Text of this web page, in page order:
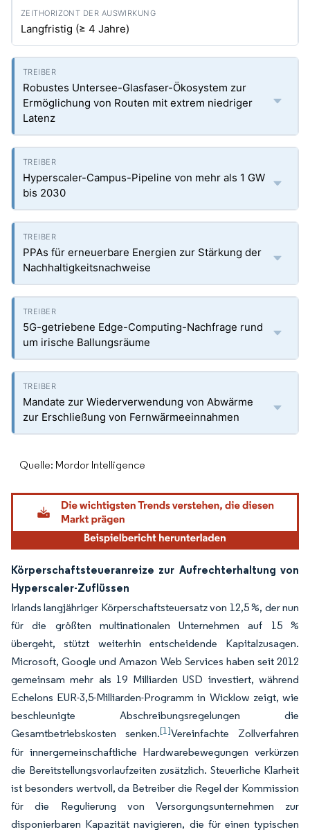
Langfristig (≥ 4 Jahre)
Robustes Untersee-Glasfaser-Ökosystem zur
Ermöglichung von Routen mit extrem niedriger
Latenz
Hyperscaler-Campus-Pipeline von mehr als 1 GW
bis 2030
PPAs für erneuerbare Energien zur Stärkung der
Nachhaltigkeitsnachweise
5G-getriebene Edge-Computing-Nachfrage rund
um irische Ballungsräume
Mandate zur Wiederverwendung von Abwärme
zur Erschließung von Fernwärmeeinnahmen
Quelle: Mordor Intelligence
Körperschaftsteueranreize zur Aufrechterhaltung von
Hyperscaler-Zuflüssen
Irlands langjähriger Körperschaftsteuersatz von 12,5 %, der nun
für die größten multinationalen Unternehmen auf 15 %
übergeht, stützt weiterhin entscheidende Kapitalzusagen.
Microsoft, Google und Amazon Web Services haben seit 2012
gemeinsam mehr als 19 Milliarden USD investiert, während
Echelons EUR-3,5-Milliarden-Programm in Wicklow zeigt, wie
beschleunigte Abschreibungsregelungen die
Gesamtbetriebskosten senken.[1]Vereinfachte Zollverfahren
für innergemeinschaftliche Hardwarebewegungen verkürzen
die Bereitstellungsvorlaufzeiten zusätzlich. Steuerliche Klarheit
ist besonders wertvoll, da Betreiber die Regel der Kommission
für die Regulierung von Versorgungsunternehmen zur
disponierbaren Kapazität navigieren, die für einen typischen